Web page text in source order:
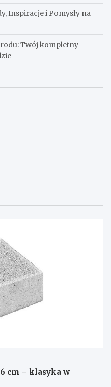
Inspiracje i Pomysły na
Twój kompletny
cm – klasyka w